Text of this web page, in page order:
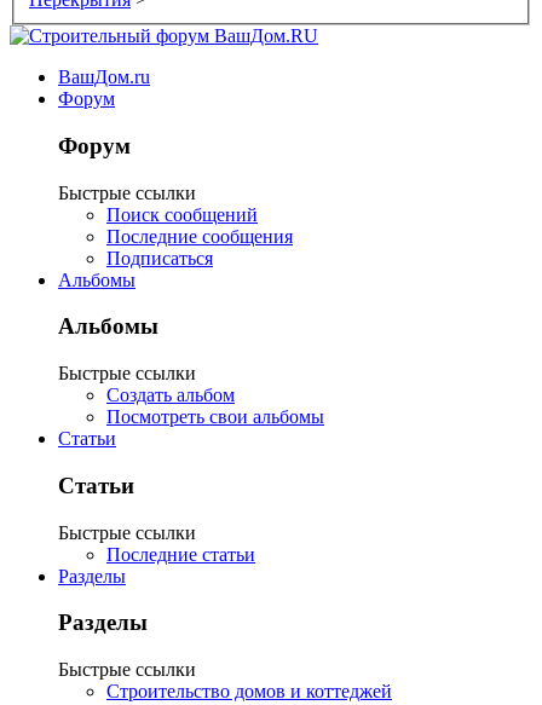
ВашДом.ru
Форум
Форум
Быстрые ссылки
Поиск сообщений
Последние сообщения
Подписаться
Альбомы
Альбомы
Быстрые ссылки
Создать альбом
Посмотреть свои альбомы
Статьи
Статьи
Быстрые ссылки
Последние статьи
Разделы
Разделы
Быстрые ссылки
Строительство домов и коттеджей